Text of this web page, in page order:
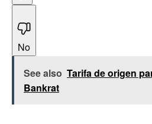
No
See also Tarifa de origen
Bankrat